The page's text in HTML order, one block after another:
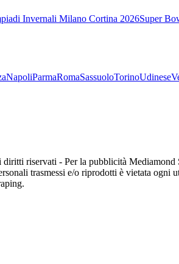
Invernali Milano Cortina 2026Super
NapoliParmaRomaSassuoloTorinoUdinese
riservati - Per la pubblicità
trasmessi e/o riprodotti è vietata ogni